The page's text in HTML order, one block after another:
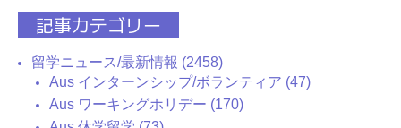
記事カテゴリー
留学ニュース/最新情報 (2458)
Aus インターンシップ/ボランティア (47)
Aus ワーキングホリデー (170)